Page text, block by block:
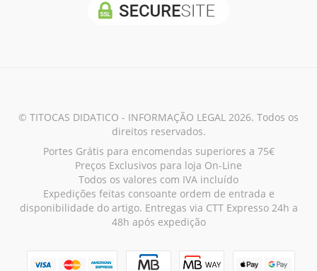
© TITOCAS DIDATICO - INFORMAÇÃO LEGAL 2026. Todos os
direitos reservados.
Portes Grátis para encomendas superiores a 75€
Preços Exclusivos para loja On-Line
Todos os valores com IVA incluído
Expedições feitas consoante ordem de entrada e
disponibilidade do artigo. Entregas via CTT Expresso 24h a
48h após expedição